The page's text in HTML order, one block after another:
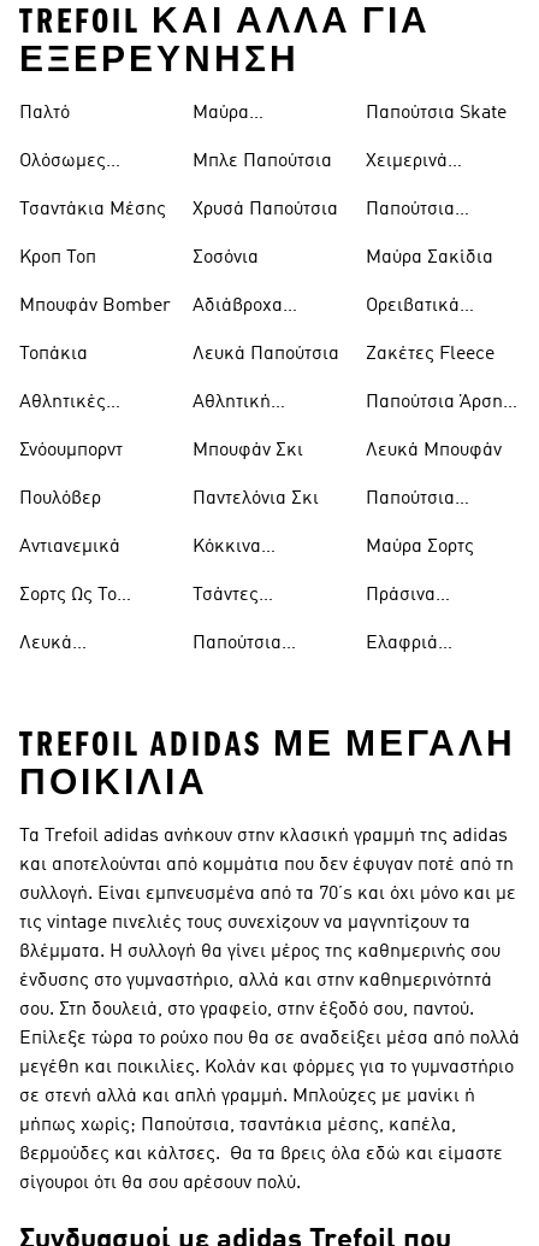
TREFOIL ΚΑΙ ΑΛΛΑ ΓΙΑ
ΕΞΕΡΕΥΝΗΣΗ
Παλτό
Ολόσωμες
Τσαντάκια Μέσης
Κροπ Τοπ
Μπουφάν Bomber
Τοπάκια
Αθλητικές
Σνόουμπορντ
Πουλόβερ
Αντιανεμικά
Σορτς Ως Το
Λευκά
Μαύρα
Μπλε Παπούτσια
Χρυσά Παπούτσια
Σοσόνια
Αδιάβροχα
Λευκά Παπούτσια
Αθλητική
Μπουφάν Σκι
Παντελόνια Σκι
Κόκκινα
Τσάντες
Παπούτσια
Παπούτσια Skate
Χειμερινά
Παπούτσια
Μαύρα Σακίδια
Ορειβατικά
Ζακέτες Fleece
Παπούτσια Άρσης
Λευκά Μπουφάν
Παπούτσια
Μαύρα Σορτς
Πράσινα
Ελαφριά
TREFOIL ADIDAS ΜΕ ΜΕΓΆΛΗ
ΠΟΙΚΙΛΊΑ
Τα Trefoil adidas ανήκουν στην κλασική γραμμή της adidas
και αποτελούνται από κομμάτια που δεν έφυγαν ποτέ από τη
συλλογή. Είναι εμπνευσμένα από τα 70’s και όχι μόνο και με
τις vintage πινελιές τους συνεχίζουν να μαγνητίζουν τα
βλέμματα. Η συλλογή θα γίνει μέρος της καθημερινής σου
ένδυσης στο γυμναστήριο, αλλά και στην καθημερινότητά
σου. Στη δουλειά, στο γραφείο, στην έξοδό σου, παντού.
Επίλεξε τώρα το ρούχο που θα σε αναδείξει μέσα από πολλά
μεγέθη και ποικιλίες. Κολάν και φόρμες για το γυμναστήριο
σε στενή αλλά και απλή γραμμή. Μπλούζες με μανίκι ή
μήπως χωρίς; Παπούτσια, τσαντάκια μέσης, καπέλα,
βερμούδες και κάλτσες. Θα τα βρεις όλα εδώ και είμαστε
σίγουροι ότι θα σου αρέσουν πολύ.